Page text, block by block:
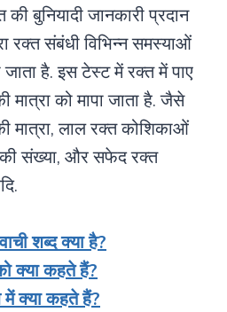
बुनियादी जानकारी प्रदान
रक्त संबंधी विभिन्न समस्याओं
है. इस टेस्ट में रक्त में पाए
मात्रा को मापा जाता है. जैसे
मात्रा, लाल रक्त कोशिकाओं
संख्या, और सफेद रक्त
शब्द क्या है?
क्या कहते हैं?
क्या कहते हैं?